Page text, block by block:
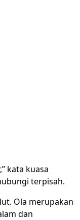
kata kuasa
terpisah.
Ola merupakan
dan